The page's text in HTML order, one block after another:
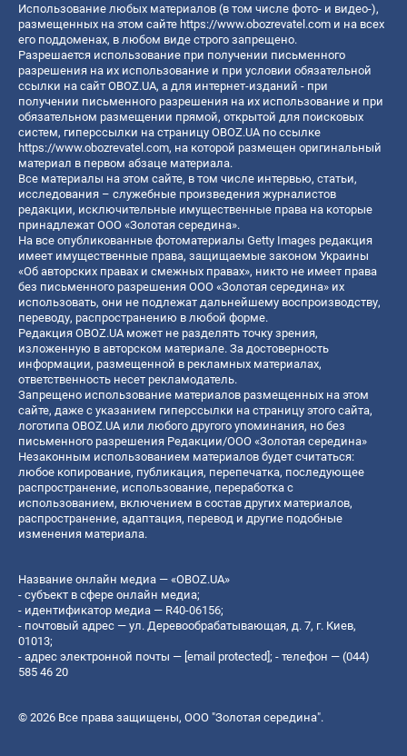
Использование любых материалов (в том числе фото- и видео-),
размещенных на этом сайте https://www.obozrevatel.com и на всех
его поддоменах, в любом виде строго запрещено.
Разрешается использование при получении письменного
разрешения на их использование и при условии обязательной
ссылки на сайт OBOZ.UA, а для интернет-изданий - при
получении письменного разрешения на их использование и при
обязательном размещении прямой, открытой для поисковых
систем, гиперссылки на страницу OBOZ.UA по ссылке
https://www.obozrevatel.com, на которой размещен оригинальный
материал в первом абзаце материала.
Все материалы на этом сайте, в том числе интервью, статьи,
исследования – служебные произведения журналистов
редакции, исключительные имущественные права на которые
принадлежат ООО «Золотая середина».
На все опубликованные фотоматериалы Getty Images редакция
имеет имущественные права, защищаемые законом Украины
«Об авторских правах и смежных правах», никто не имеет права
без письменного разрешения ООО «Золотая середина» их
использовать, они не подлежат дальнейшему воспроизводству,
переводу, распространению в любой форме.
Редакция OBOZ.UA может не разделять точку зрения,
изложенную в авторском материале. За достоверность
информации, размещенной в рекламных материалах,
ответственность несет рекламодатель.
Запрещено использование материалов размещенных на этом
сайте, даже с указанием гиперссылки на страницу этого сайта,
логотипа OBOZ.UA или любого другого упоминания, но без
письменного разрешения Редакции/ООО «Золотая середина»
Незаконным использованием материалов будет считаться:
любое копирование, публикация, перепечатка, последующее
распространение, использование, переработка с
использованием, включением в состав других материалов,
распространение, адаптация, перевод и другие подобные
изменения материала.
Название онлайн медиа — «OBOZ.UA»
- субъект в сфере онлайн медиа;
- идентификатор медиа — R40-06156;
- почтовый адрес — ул. Деревообрабатывающая, д. 7, г. Киев,
01013;
- адрес электронной почты — [email protected]; - телефон — (044)
585 46 20
© 2026 Все права защищены, ООО "Золотая середина".